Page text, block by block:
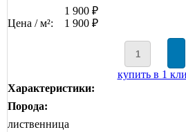
1 900 ₽
Цена / м²:
1 900 ₽
купить в 1
Характеристики:
Порода:
лиственница